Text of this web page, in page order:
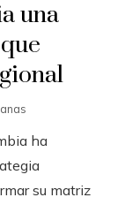
una
ha
su matriz